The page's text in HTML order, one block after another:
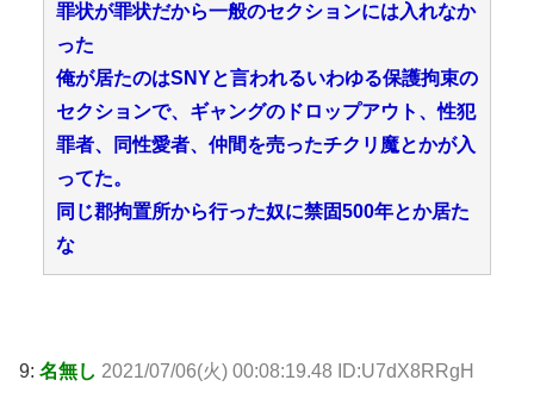
罪状が罪状だから一般のセクションには入れなか
った
俺が居たのはSNYと言われるいわゆる保護拘束の
セクションで、ギャングのドロップアウト、性犯
罪者、同性愛者、仲間を売ったチクリ魔とかが入
ってた。
同じ郡拘置所から行った奴に禁固500年とか居た
な
9: 名無し 2021/07/06(火) 00:08:19.48 ID:U7dX8RRgH